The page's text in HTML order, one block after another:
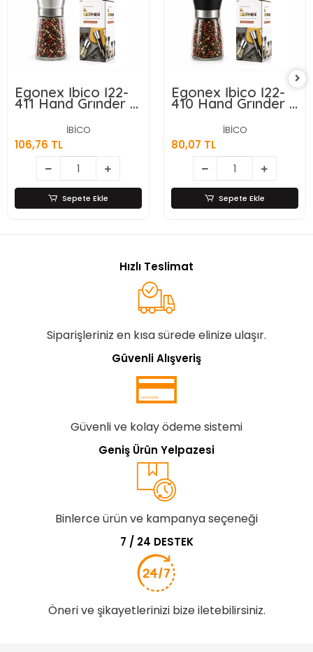
Egonex İbico İ22-
411 Hand Grınder (
Küçük ) ( Cam
Hazneli & Krom
Kaplama
Pls.kapaklı ) Tuz &
Baharat
Öğütücü*80
İBİCO
106,76 TL
Sepete Ekle
Egonex İbico İ22-
410 Hand Grınder (
Küçük ) ( Cam
Hazneli &
Pls.kapaklı &
Krom Belli ) Tuz &
Baharat
Öğütücü*80
İBİCO
80,07 TL
Sepete Ekle
Hızlı Teslimat
Siparişleriniz en kısa sürede elinize ulaşır.
Güvenli Alışveriş
Güvenli ve kolay ödeme sistemi
Geniş Ürün Yelpazesi
Binlerce ürün ve kampanya seçeneği
7 / 24 DESTEK
Öneri ve şikayetlerinizi bize iletebilirsiniz.